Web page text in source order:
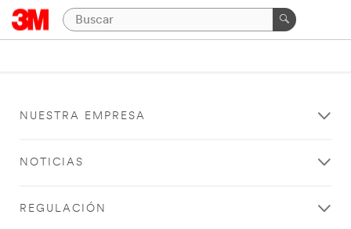
NUESTRA EMPRESA
NOTICIAS
REGULACIÓN